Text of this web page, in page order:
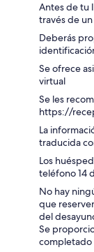
Antes de tu
través de
Deberás
Se ofrece
virtual
Se les
https://
La
traducida
Los
teléfono 14
No hay
que
del
Se
completado